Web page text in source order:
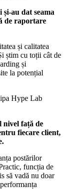
au dat seama
de raportare
și calitatea
știm cu toții cât de
și
la potențial
Hype Lab
nivel față de
fiecare client,
postărilor
funcția de
să vadă nu doar